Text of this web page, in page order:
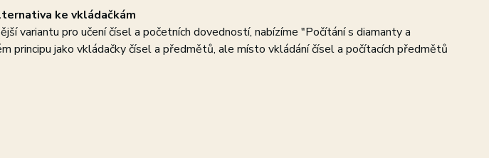
ke vkládačkám
variantu pro učení čísel a početních dovedností, nabízíme "Počítání s diamanty a
principu jako vkládačky čísel a předmětů, ale místo vkládání čísel a počítacích předmětů